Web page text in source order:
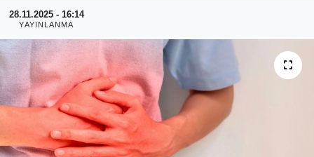
28.11.2025 - 16:14
YAYINLANMA